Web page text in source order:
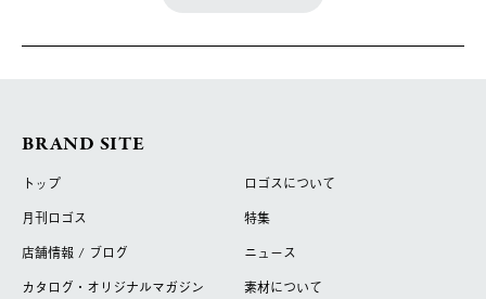
BRAND SITE
トップ
ロゴスについて
月刊ロゴス
特集
店舗情報 / ブログ
ニュース
カタログ・オリジナルマガジン
素材について